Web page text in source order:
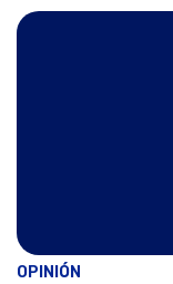
OPINIÓN